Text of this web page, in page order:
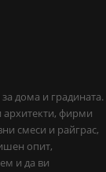
дома и градината.
фирми
смеси и райграс,
опит,
и да ви